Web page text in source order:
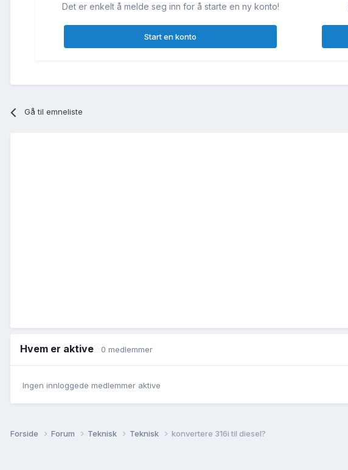
Det er enkelt å melde seg inn for å starte en ny konto!
Start en konto
Gå til emneliste
Hvem er aktive 0 medlemmer
Ingen innloggede medlemmer aktive
Forside Forum Teknisk Teknisk konvertere 316i til diesel?